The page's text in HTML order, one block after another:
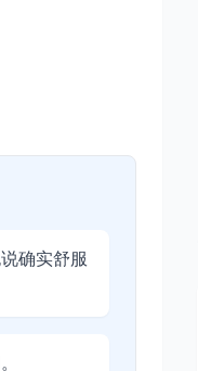
确实舒服